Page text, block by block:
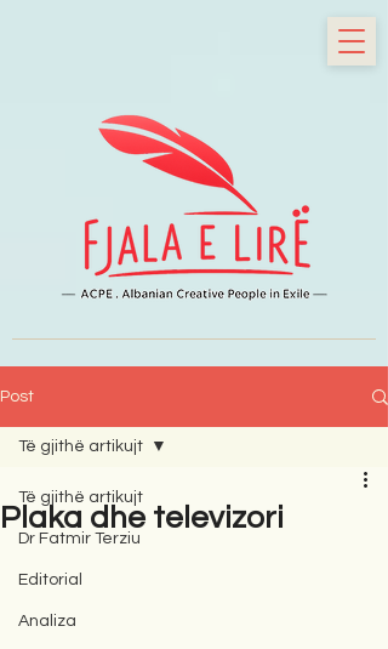
Post
Të gjithë artikujt
Dr Fatmir Terziu
Editorial
Analiza
Të gjithë artikujt
Plaka dhe televizori